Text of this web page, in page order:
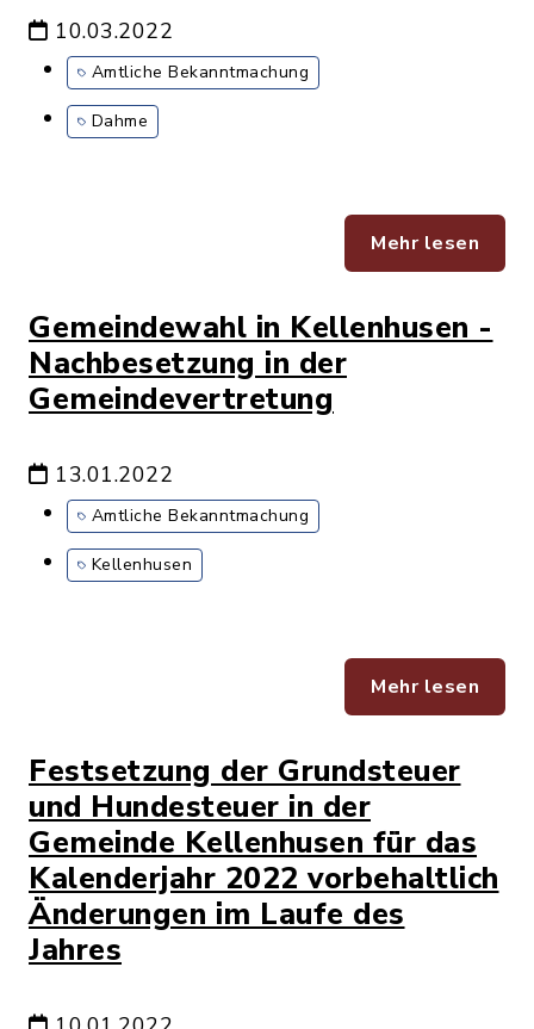
10.03.2022
Amtliche Bekanntmachung
Dahme
Mehr lesen
Gemeindewahl in Kellenhusen -
Nachbesetzung in der
Gemeindevertretung
13.01.2022
Amtliche Bekanntmachung
Kellenhusen
Mehr lesen
Festsetzung der Grundsteuer
und Hundesteuer in der
Gemeinde Kellenhusen für das
Kalenderjahr 2022 vorbehaltlich
Änderungen im Laufe des
Jahres